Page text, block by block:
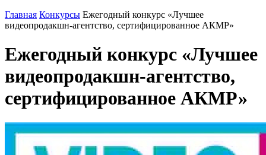
Главная Конкурсы Ежегодный конкурс «Лучшее
видеопродакшн-агентство, сертифицированное АКМР»
Ежегодный конкурс «Лучшее
видеопродакшн-агентство,
сертифицированное АКМР»